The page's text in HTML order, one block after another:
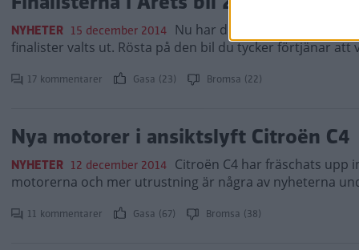
NYHETER 15 december 2014 Nu har domslutet efter första
finalister valts ut. Rösta på den bil du tycker förtjänar att
17 kommentarer Gasa (23) Bromsa (22)
Nya motorer i ansiktslyft Citroën C4
NYHETER 12 december 2014 Citroën C4 har fräschats upp
motorerna och mer utrustning är några av nyheterna
11 kommentarer Gasa (67) Bromsa (38)